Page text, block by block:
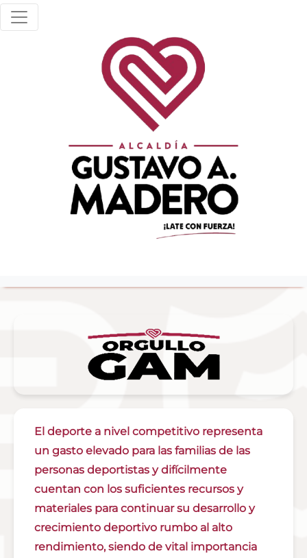
El deporte a nivel competitivo representa
un gasto elevado para las familias de las
personas deportistas y difícilmente
cuentan con los suficientes recursos y
materiales para continuar su desarrollo y
crecimiento deportivo rumbo al alto
rendimiento, siendo de vital importancia